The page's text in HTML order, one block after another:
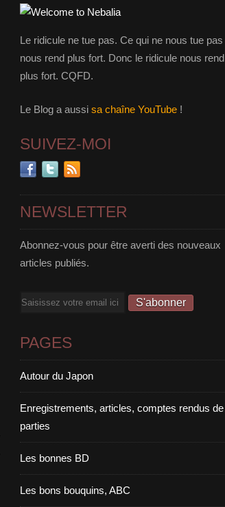
Le ridicule ne tue pas. Ce qui ne nous tue pas
nous rend plus fort. Donc le ridicule nous rend
plus fort. CQFD.
Le Blog a aussi sa chaîne YouTube !
SUIVEZ-MOI
NEWSLETTER
Abonnez-vous pour être averti des nouveaux
articles publiés.
Email
PAGES
Autour du Japon
Enregistrements, articles, comptes rendus de
parties
Les bonnes BD
Les bons bouquins, ABC